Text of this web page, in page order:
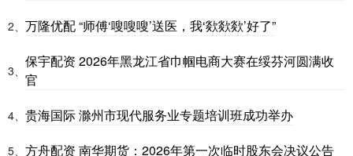
2、 万隆优配 “师傅‘嗖嗖嗖’送医，我‘欻欻欻’好了”
3、
保宇配资 2026年黑龙江省巾帼电商大赛在绥芬河圆满收
官
4、 贵海国际 滁州市现代服务业专题培训班成功举办
5、 方舟配资 南华期货：2026年第一次临时股东会决议公告